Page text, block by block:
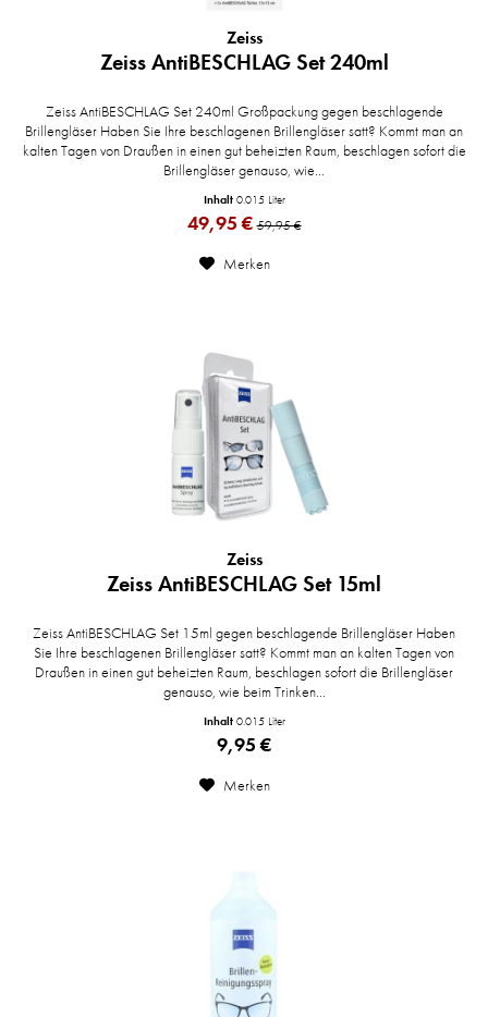
Zeiss
Zeiss AntiBESCHLAG Set 240ml
Zeiss AntiBESCHLAG Set 240ml Großpackung gegen beschlagende
Brillengläser Haben Sie Ihre beschlagenen Brillengläser satt? Kommt man an
kalten Tagen von Draußen in einen gut beheizten Raum, beschlagen sofort die
Brillengläser genauso, wie...
Inhalt 0.015 Liter
49,95 € 59,95 €
Merken
Zeiss
Zeiss AntiBESCHLAG Set 15ml
Zeiss AntiBESCHLAG Set 15ml gegen beschlagende Brillengläser Haben
Sie Ihre beschlagenen Brillengläser satt? Kommt man an kalten Tagen von
Draußen in einen gut beheizten Raum, beschlagen sofort die Brillengläser
genauso, wie beim Trinken...
Inhalt 0.015 Liter
9,95 €
Merken